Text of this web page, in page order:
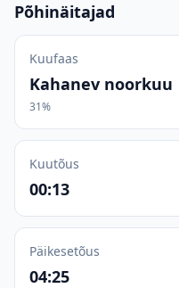
Põhinäitajad
Kuufaas
Kahanev noorkuu
31%
Kuutõus
00:13
Päikesetõus
04:25